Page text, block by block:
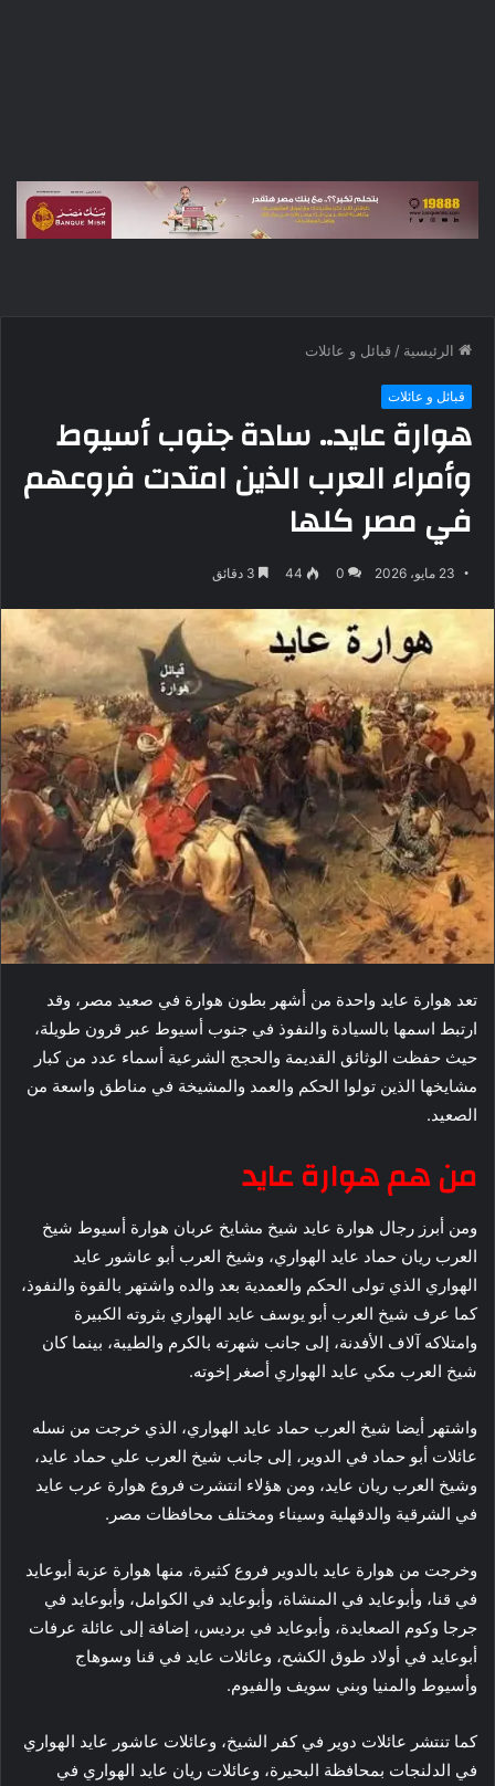
الرئيسية / قبائل و عائلات
قبائل و عائلات
هوارة عايد.. سادة جنوب أسيوط
وأمراء العرب الذين امتدت فروعهم
في مصر كلها
23 مايو، 2026 0
44
تعد هوارة عايد واحدة من أشهر بطون هوارة في صعيد مصر، وقد
ارتبط اسمها بالسيادة والنفوذ في جنوب أسيوط عبر قرون طويلة،
حيث حفظت الوثائق القديمة والحجج الشرعية أسماء عدد من كبار
مشايخها الذين تولوا الحكم والعمد والمشيخة في مناطق واسعة من
الصعيد.
من هم هوارة عايد
ومن أبرز رجال هوارة عايد شيخ مشايخ عربان هوارة أسيوط شيخ
العرب ريان حماد عايد الهواري، وشيخ العرب أبو عاشور عايد
الهواري الذي تولى الحكم والعمدية بعد والده واشتهر بالقوة والنفوذ،
كما عرف شيخ العرب أبو يوسف عايد الهواري بثروته الكبيرة
وامتلاكه آلاف الأفدنة، إلى جانب شهرته بالكرم والطيبة، بينما كان
شيخ العرب مكي عايد الهواري أصغر إخوته.
واشتهر أيضا شيخ العرب حماد عايد الهواري، الذي خرجت من نسله
عائلات أبو حماد في الدوير، إلى جانب شيخ العرب علي حماد عايد،
وشيخ العرب ريان عايد، ومن هؤلاء انتشرت فروع هوارة عرب عايد
في الشرقية والدقهلية وسيناء ومختلف محافظات مصر.
وخرجت من هوارة عايد بالدوير فروع كثيرة، منها هوارة عزبة أبوعايد
في قنا، وأبوعايد في المنشاة، وأبوعايد في الكوامل، وأبوعايد في
جرجا وكوم الصعايدة، وأبوعايد في برديس، إضافة إلى عائلة عرفات
أبوعايد في أولاد طوق الكشح، وعائلات عايد في قنا وسوهاج
وأسيوط والمنيا وبني سويف والفيوم.
كما تنتشر عائلات دوير في كفر الشيخ، وعائلات عاشور عايد الهواري
في الدلنجات بمحافظة البحيرة، وعائلات ريان عايد الهواري في